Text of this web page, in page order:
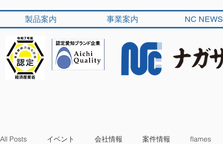
製品案内 事業案内 NC NEWS
All Posts イベント 会社情報 案件情報 flames